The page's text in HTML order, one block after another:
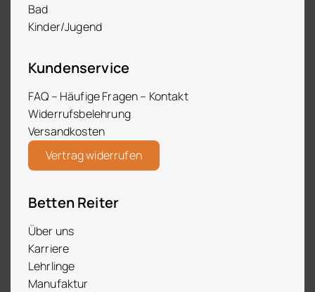
Bad
Kinder/Jugend
Kundenservice
FAQ – Häufige Fragen – Kontakt
Widerrufsbelehrung
Versandkosten
Vertrag widerrufen
Betten Reiter
Über uns
Karriere
Lehrlinge
Manufaktur